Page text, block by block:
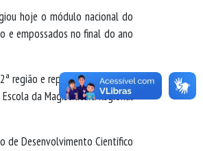
hoje o módulo nacional do
e empossados no final do ano
região e representa o esforço
da Magistratura Regional
de Desenvolvimento Científico